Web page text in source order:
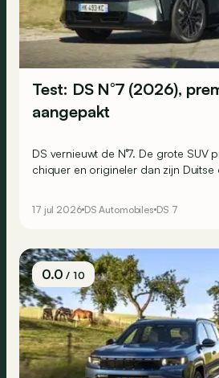
Test: DS N°7 (2026),
aangepakt
DS vernieuwt de N°7. De grote SUV
chiquer en origineler dan zijn Duitse
overtuigen. Wij reden met zowel de
17 jul 2026 DS Automobiles DS 7
0.0/ 10